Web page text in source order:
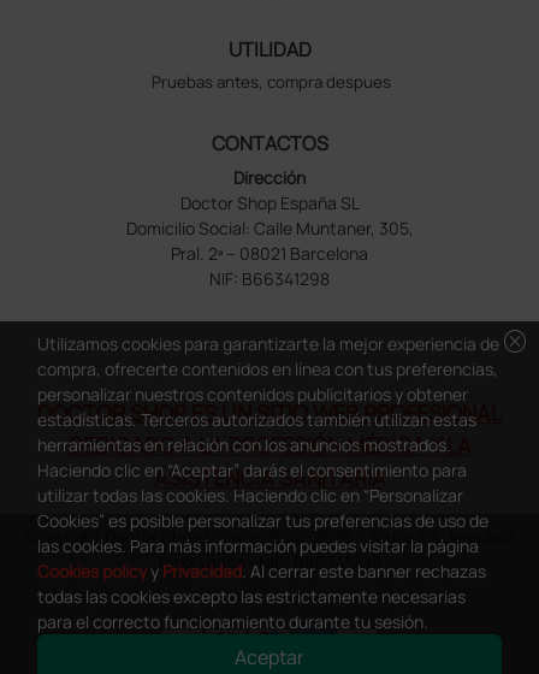
UTILIDAD
Pruebas antes, compra despues
CONTACTOS
Dirección
Doctor Shop España SL
Domicilio Social: Calle Muntaner, 305,
Pral. 2ª – 08021 Barcelona
NIF: B66341298
DOCTOR SHOP ES UN SITIO WEB PROFESIONAL
DEDICADO A LA PROFESIÓN MÉDICA Y LA
ASISTENCIA SANITARIA
Copyright Doctor Shop España 2005-2026 - Todos los derechos
reservados - NIF.: B66341298
cancel
Utilizamos cookies para garantizarte la mejor experiencia de
compra, ofrecerte contenidos en línea con tus preferencias,
personalizar nuestros contenidos publicitarios y obtener
estadísticas. Terceros autorizados también utilizan estas
herramientas en relación con los anuncios mostrados.
Haciendo clic en “Aceptar” darás el consentimiento para
utilizar todas las cookies. Haciendo clic en “Personalizar
Cookies” es posible personalizar tus preferencias de uso de
las cookies. Para más información puedes visitar la página
Cookies policyy Privacidad. Al cerrar este banner rechazas
todas las cookies excepto las estrictamente necesarias
para el correcto funcionamiento durante tu sesión.
Aceptar